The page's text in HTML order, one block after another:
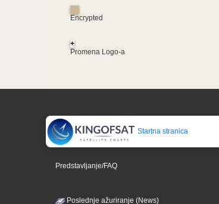
Encrypted
+
Promena Logo-a
Startna stranica
Predstavljanje/FAQ
Poslednje ažuriranje (News)